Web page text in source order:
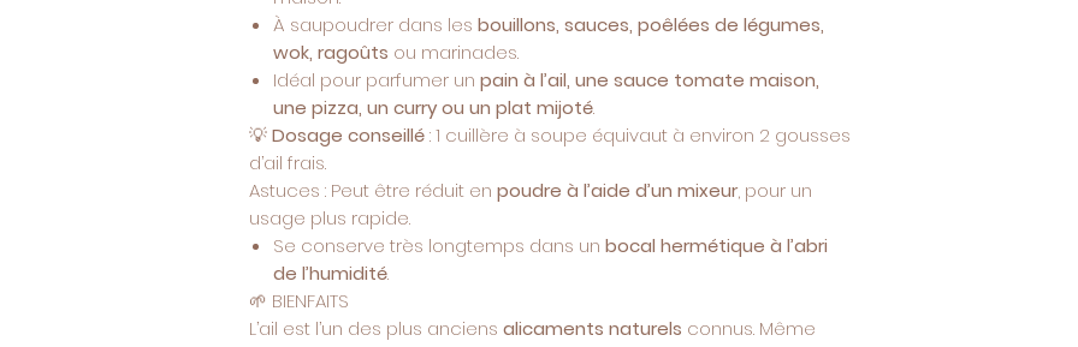
À saupoudrer dans les bouillons, sauces, poêlées de légumes,
wok, ragoûts ou marinades.
Idéal pour parfumer un pain à l’ail, une sauce tomate maison,
une pizza, un curry ou un plat mijoté.
💡Dosage conseillé: 1 cuillère à soupe équivaut à environ 2 gousses
d’ail frais.
Astuces : Peut être réduit en poudre à l’aide d’un mixeur, pour un
usage plus rapide.
Se conserve très longtemps dans un bocal hermétique à l’abri
de l’humidité.
🌱 BIENFAITS
L’ail est l’un des plus anciens alicaments naturels connus. Même